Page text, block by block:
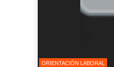
ORIENTACIÓN LABORAL